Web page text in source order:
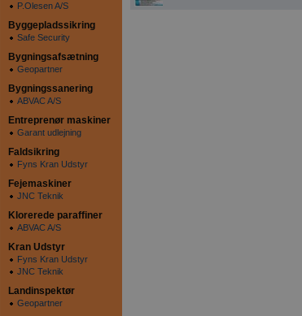
P.Olesen A/S
Byggepladssikring
Safe Security
Bygningsafsætning
Geopartner
Bygningssanering
ABVAC A/S
Entreprenør maskiner
Garant udlejning
Faldsikring
Fyns Kran Udstyr
Fejemaskiner
JNC Teknik
Klorerede paraffiner
ABVAC A/S
Kran Udstyr
Fyns Kran Udstyr
JNC Teknik
Landinspektør
Geopartner